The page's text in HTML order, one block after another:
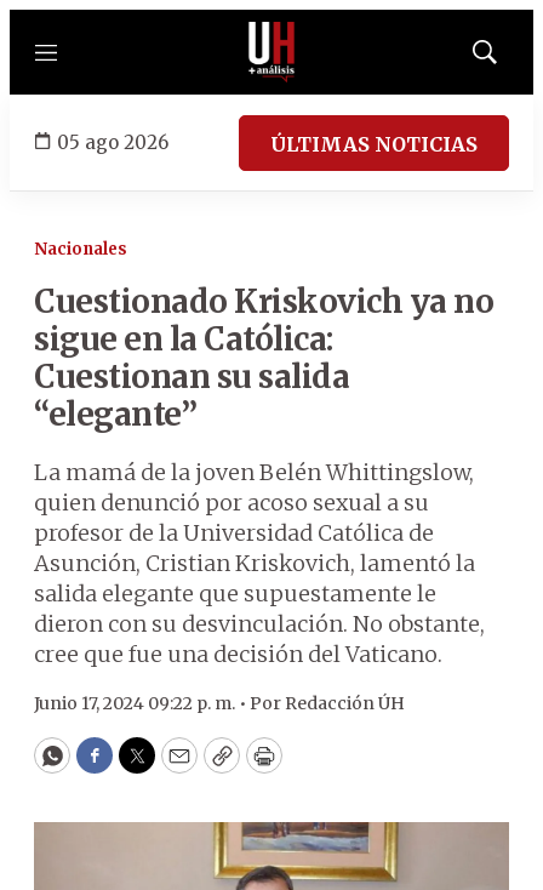
Menú
Mostrar
05 ago 2026 ÚLTIMAS NOTICIAS
Nacionales
Cuestionado Kriskovich ya no
sigue en la Católica:
Cuestionan su salida
“elegante”
La mamá de la joven Belén Whittingslow,
quien denunció por acoso sexual a su
profesor de la Universidad Católica de
Asunción, Cristian Kriskovich, lamentó la
salida elegante que supuestamente le
dieron con su desvinculación. No obstante,
cree que fue una decisión del Vaticano.
Junio 17, 2024 09:22 p. m. • Por Redacción ÚH
WhatsApp
Facebook
Twitter
EmailCopyPrint